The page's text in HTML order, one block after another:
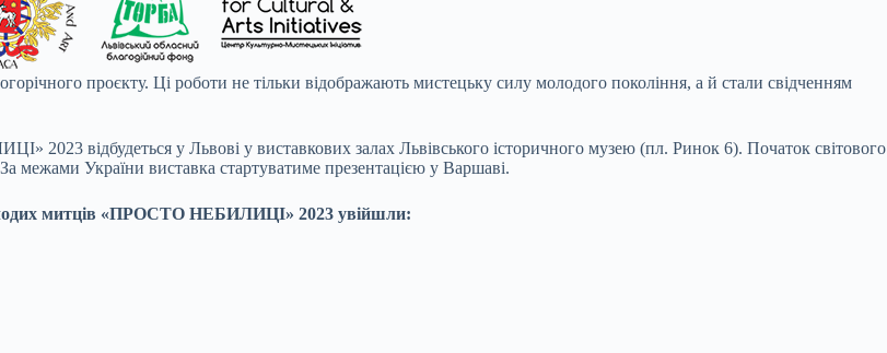
проєкту. Ці роботи не тільки відображають мистецьку силу молодого покоління, а й стали свідченням
2023 відбудеться у Львові у виставкових залах Львівського історичного музею (пл. Ринок 6). Початок світового
межами України виставка стартуватиме презентацією у Варшаві.
митців «ПРОСТО НЕБИЛИЦІ» 2023 увійшли: